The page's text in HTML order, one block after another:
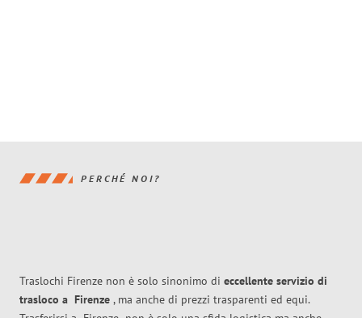
PERCHÉ NOI?
Traslochi Firenze non è solo sinonimo di eccellente servizio di
trasloco a Firenze , ma anche di prezzi trasparenti ed equi.